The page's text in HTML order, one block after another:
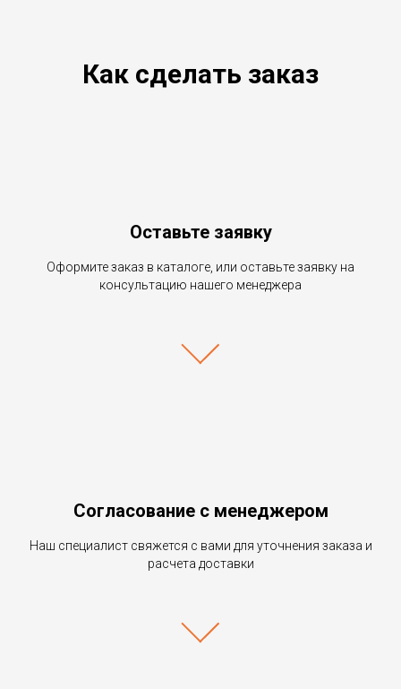
Как сделать заказ
Оставьте заявку
Оформите заказ в каталоге, или оставьте заявку на
консультацию нашего менеджера
Согласование с менеджером
Наш специалист свяжется с вами для уточнения заказа и
расчета доставки